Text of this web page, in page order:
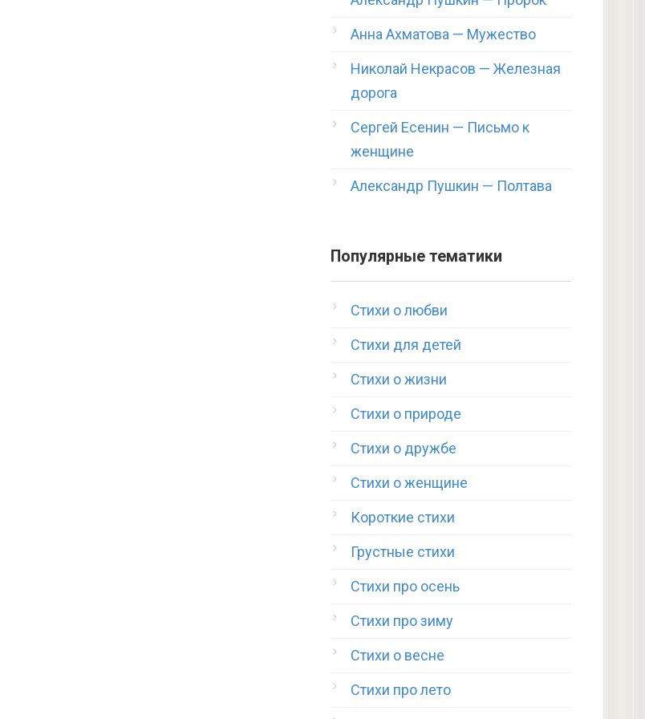
Анна Ахматова — Мужество
Николай Некрасов — Железная
дорога
Сергей Есенин — Письмо к
женщине
Александр Пушкин — Полтава
Популярные тематики
Стихи о любви
Стихи для детей
Стихи о жизни
Стихи о природе
Стихи о дружбе
Стихи о женщине
Короткие стихи
Грустные стихи
Стихи про осень
Стихи про зиму
Стихи о весне
Стихи про лето